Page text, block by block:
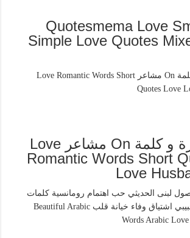
Quotesmema Love
Simple Love Quotes
Pin By صورة و كلمة On مشاعر Love
Romantic Words Short
Love